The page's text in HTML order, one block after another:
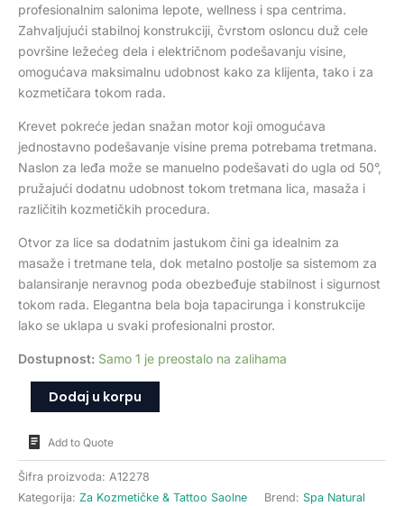
profesionalnim salonima lepote, wellness i spa centrima.
Zahvaljujući stabilnoj konstrukciji, čvrstom osloncu duž cele
površine ležećeg dela i električnom podešavanju visine,
omogućava maksimalnu udobnost kako za klijenta, tako i za
kozmetičara tokom rada.
Krevet pokreće jedan snažan motor koji omogućava
jednostavno podešavanje visine prema potrebama tretmana.
Naslon za leđa može se manuelno podešavati do ugla od 50°,
pružajući dodatnu udobnost tokom tretmana lica, masaža i
različitih kozmetičkih procedura.
Otvor za lice sa dodatnim jastukom čini ga idealnim za
masaže i tretmane tela, dok metalno postolje sa sistemom za
balansiranje neravnog poda obezbeđuje stabilnost i sigurnost
tokom rada. Elegantna bela boja tapacirunga i konstrukcije
lako se uklapa u svaki profesionalni prostor.
Dostupnost: Samo 1 je preostalo na zalihama
Dodaj u korpu
Add to Quote
Šifra proizvoda: A12278
Kategorija: Za Kozmetičke & Tattoo Saolne Brend: Spa Natural